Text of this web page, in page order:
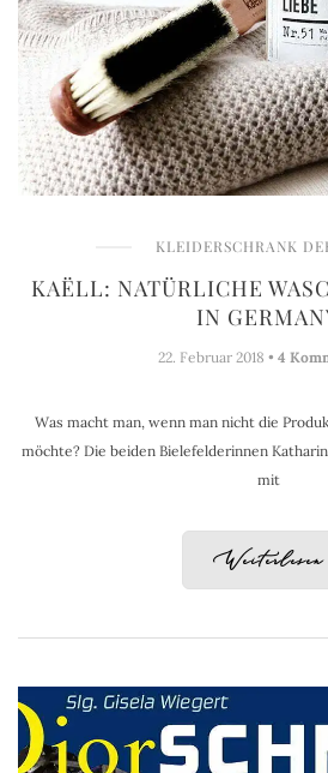
KLEIDERSCHRANK
KAËLL: NATÜRLICHE
IN
22. Februar 2018 • 4
Was macht man, wenn man nicht die
möchte? Die beiden Bielefelderinnen
mit
Weiterlesen